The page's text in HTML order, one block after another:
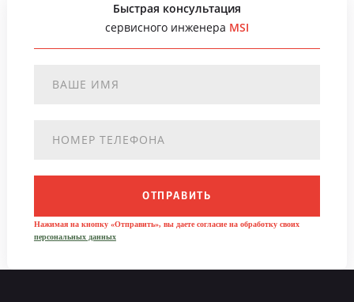
Быстрая консультация
сервисного инженера MSI
ОТПРАВИТЬ
Нажимая на кнопку «Отправить», вы даете согласие на обработку своих
персональных данных